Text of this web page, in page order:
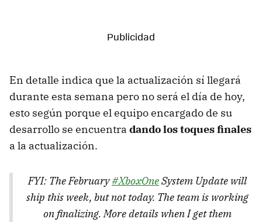
En detalle indica que la actualización sí llegará
durante esta semana pero no será el día de hoy,
esto según porque el equipo encargado de su
desarrollo se encuentra dando los toques finales
a la actualización.
FYI: The February#XboxOneSystem Update will
ship this week, but not today. The team is working
on finalizing. More details when I get them